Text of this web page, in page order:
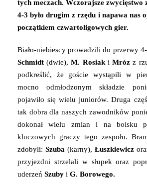
tych meczach. Wczorajsze zwycięstwo
4-3 było drugim z rzędu i napawa nas
początkiem czwartoligowych gier.
Biało-niebiescy prowadzili do przerwy
Schmidt (dwie), M. RosiakiMróz z
podkreślić, że goście wystąpili w
mocno odmłodzonym składzie
pojawiło się wielu juniorów. Druga
tak dobra dla naszych zawodników
dokonał wielu zmian i na boisku
kluczowych graczy tego zespołu.
zdobyli: Szuba (karny), Łuszkiewicz
przyjezdni strzelali w słupek oraz
uderzeń Szuby i G. Borowego.